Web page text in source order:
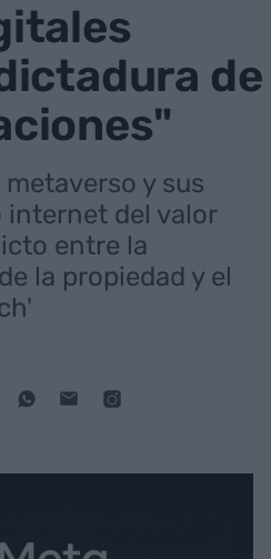
de
y sus
internet del valor
entre la
la propiedad y el